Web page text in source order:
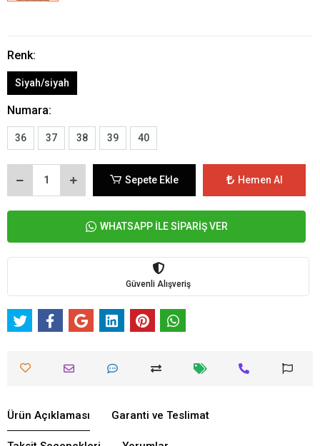
Renk:
Siyah/siyah
Numara:
36 37 38 39 40
Sepete Ekle Hemen Al
WHATSAPP İLE SİPARİŞ VER
Güvenli Alışveriş
Ürün Açıklaması Garanti ve Teslimat